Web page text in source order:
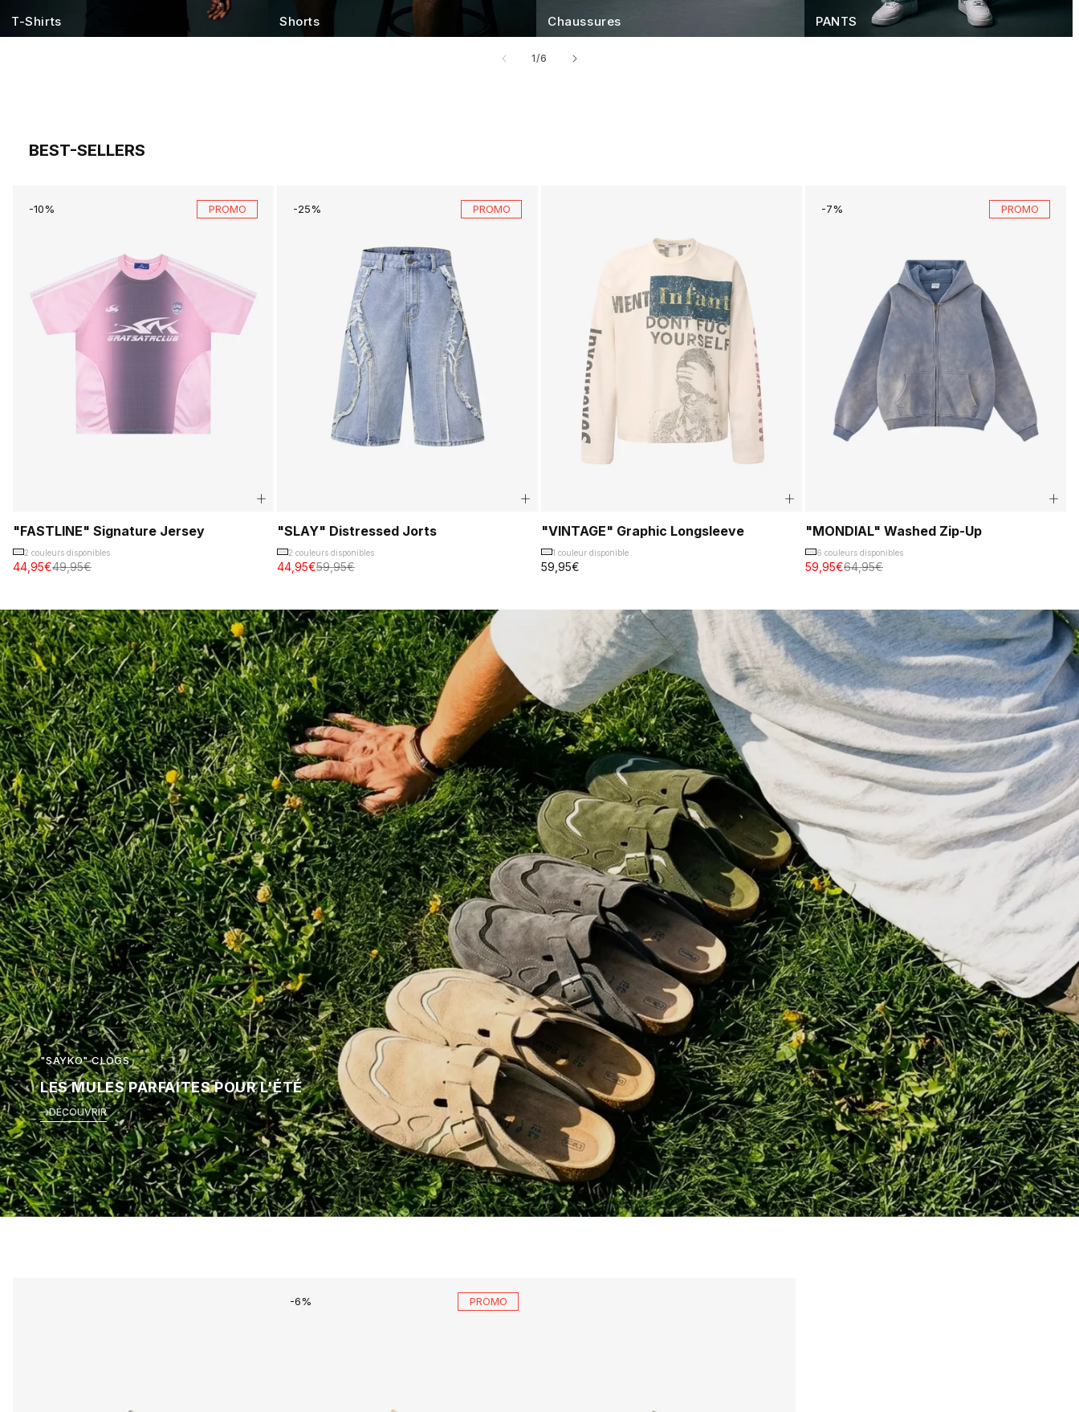
T-Shirts Shorts Chaussures PANTS
1 /de
6
BEST-SELLERS
-10% PROMO
"FASTLINE" Signature Jersey
2 couleurs disponibles
44,95€49,95€
-25% PROMO
"SLAY" Distressed Jorts
2 couleurs disponibles
44,95€59,95€
"VINTAGE" Graphic Longsleeve
1 couleur disponible
59,95€
-7% PROMO
"MONDIAL" Washed Zip-Up
6 couleurs disponibles
59,95€64,95€
"SAYKO" CLOGS
LES MULES PARFAITES POUR L'ÉTÉ
DÉCOUVRIR
-6% PROMO